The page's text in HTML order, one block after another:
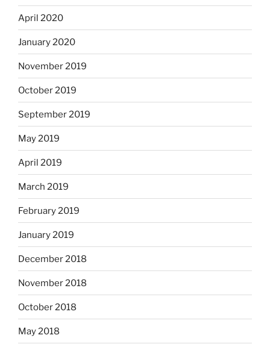
April 2020
January 2020
November 2019
October 2019
September 2019
May 2019
April 2019
March 2019
February 2019
January 2019
December 2018
November 2018
October 2018
May 2018